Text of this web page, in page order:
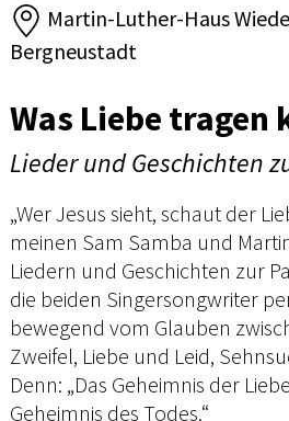
Martin-Luther-Haus
Bergneustadt
Was Liebe tragen
Lieder und Geschichten
„Wer Jesus sieht, schaut der
meinen Sam Samba und
Liedern und Geschichten zur
die beiden Singersongwriter
bewegend vom Glauben
Zweifel, Liebe und Leid,
Denn: „Das Geheimnis der
Geheimnis des Todes.“